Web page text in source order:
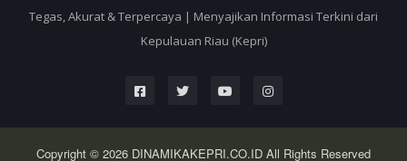
Tegas, Akurat & Terpercaya | Menyajikan Informasi Terkini dari
Kepulauan Riau (Kepri)
Copyright © 2026 DINAMIKAKEPRI.CO.ID All Rights Reserved